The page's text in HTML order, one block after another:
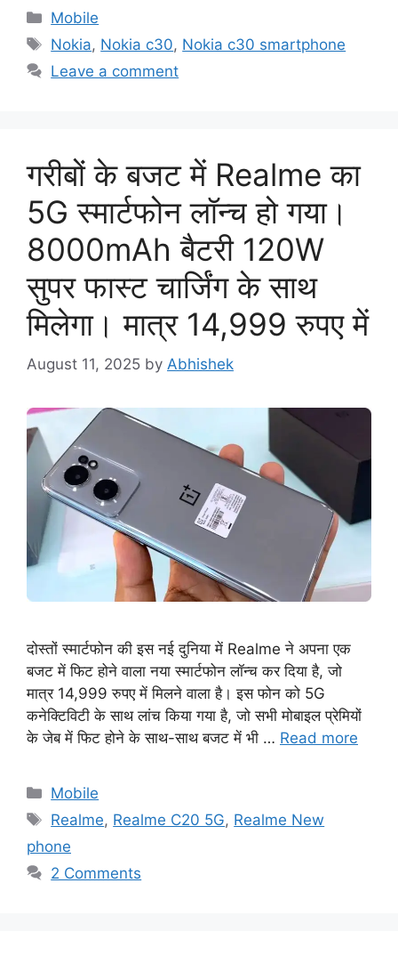
Categories
Mobile
Tags
Nokia, Nokia c30, Nokia c30 smartphone
Leave a comment
गरीबों के बजट में Realme का
5G स्मार्टफोन लॉन्च हो गया।
8000mAh बैटरी 120W
सुपर फास्ट चार्जिंग के साथ
मिलेगा। मात्र 14,999 रुपए में
August 11, 2025 by Abhishek
दोस्तों स्मार्टफोन की इस नई दुनिया में Realme ने अपना एक
बजट में फिट होने वाला नया स्मार्टफोन लॉन्च कर दिया है, जो
मात्र 14,999 रुपए में मिलने वाला है। इस फोन को 5G
कनेक्टिविटी के साथ लांच किया गया है, जो सभी मोबाइल प्रेमियों
के जेब में फिट होने के साथ-साथ बजट में भी … Read more
Categories
Mobile
Tags
Realme, Realme C20 5G, Realme New
phone
2 Comments